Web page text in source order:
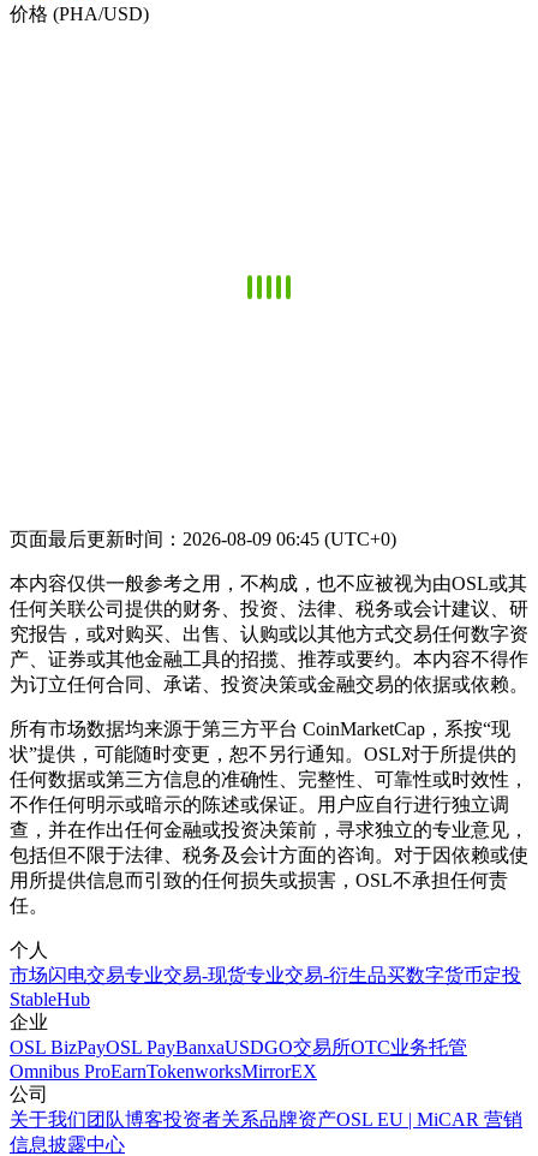
价格 (PHA/USD)
页面最后更新时间：2026-08-09 06:45 (UTC+0)
本内容仅供一般参考之用，不构成，也不应被视为由OSL或其
任何关联公司提供的财务、投资、法律、税务或会计建议、研
究报告，或对购买、出售、认购或以其他方式交易任何数字资
产、证券或其他金融工具的招揽、推荐或要约。本内容不得作
为订立任何合同、承诺、投资决策或金融交易的依据或依赖。
所有市场数据均来源于第三方平台 CoinMarketCap，系按“现
状”提供，可能随时变更，恕不另行通知。OSL对于所提供的
任何数据或第三方信息的准确性、完整性、可靠性或时效性，
不作任何明示或暗示的陈述或保证。用户应自行进行独立调
查，并在作出任何金融或投资决策前，寻求独立的专业意见，
包括但不限于法律、税务及会计方面的咨询。对于因依赖或使
用所提供信息而引致的任何损失或损害，OSL不承担任何责
任。
个人
市场闪电交易专业交易-现货专业交易-衍生品买数字货币定投
StableHub
企业
OSL BizPayOSL PayBanxaUSDGO交易所OTC业务托管
Omnibus ProEarnTokenworksMirrorEX
公司
关于我们团队博客投资者关系品牌资产OSL EU | MiCAR 营销
信息披露中心